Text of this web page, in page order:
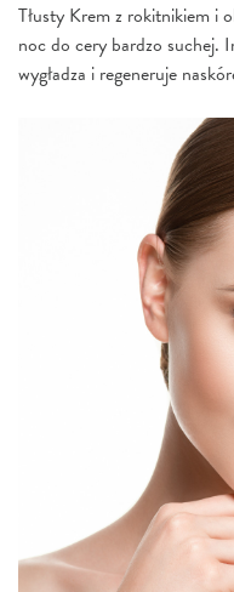
Tłusty Krem z rokitnikiem i
noc do cery bardzo suchej.
wygładza i regeneruje